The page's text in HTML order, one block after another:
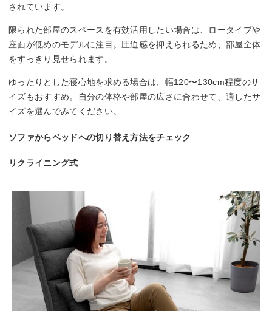
されています。
限られた部屋のスペースを有効活用したい場合は、ロータイプや
座面が低めのモデルに注目。圧迫感を抑えられるため、部屋全体
をすっきり見せられます。
ゆったりとした寝心地を求める場合は、幅120〜130cm程度のサ
イズもおすすめ。自分の体格や部屋の広さに合わせて、適したサ
イズを選んでみてください。
ソファからベッドへの切り替え方法をチェック
リクライニング式